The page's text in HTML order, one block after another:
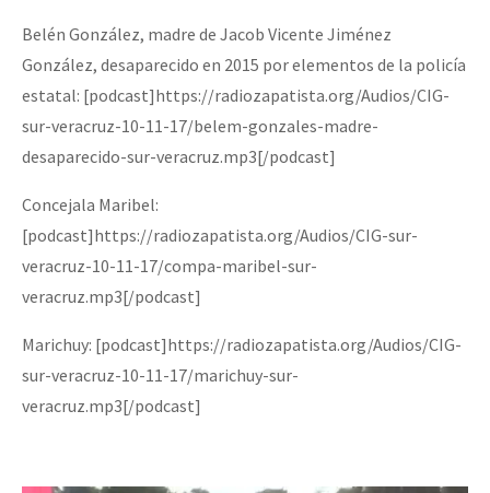
Belén González, madre de Jacob Vicente Jiménez
González, desaparecido en 2015 por elementos de la policía
estatal: [podcast]https://radiozapatista.org/Audios/CIG-
sur-veracruz-10-11-17/belem-gonzales-madre-
desaparecido-sur-veracruz.mp3[/podcast]
Concejala Maribel:
[podcast]https://radiozapatista.org/Audios/CIG-sur-
veracruz-10-11-17/compa-maribel-sur-
veracruz.mp3[/podcast]
Marichuy: [podcast]https://radiozapatista.org/Audios/CIG-
sur-veracruz-10-11-17/marichuy-sur-
veracruz.mp3[/podcast]